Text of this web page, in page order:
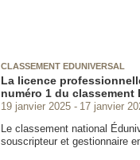
CLASSEMENT EDUNIVERSAL
La licence
numéro 1 du classement
19 janvier 2025
17 janvier
Le classement national
souscripteur et gestionnaire